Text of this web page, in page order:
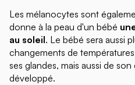
Les mélanocytes sont
donne à la peau d'un bébé
au soleil. Le bébé sera aussi
changements de
ses glandes, mais aussi de
développé.